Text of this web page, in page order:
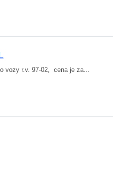
vozy r.v. 97-02, cena je za...